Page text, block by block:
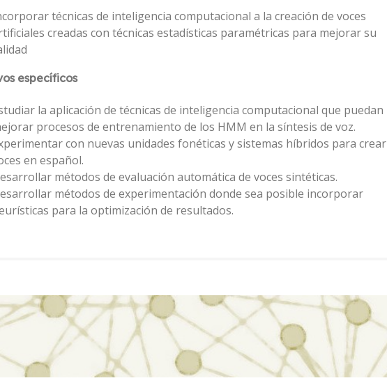
técnicas de inteligencia computacional a la creación de voces
creadas con técnicas estadísticas paramétricas para mejorar su
específicos
la aplicación de técnicas de inteligencia computacional que puedan
procesos de entrenamiento de los HMM en la síntesis de voz.
con nuevas unidades fonéticas y sistemas híbridos para crear
en español.
métodos de evaluación automática de voces sintéticas.
métodos de experimentación donde sea posible incorporar
para la optimización de resultados.